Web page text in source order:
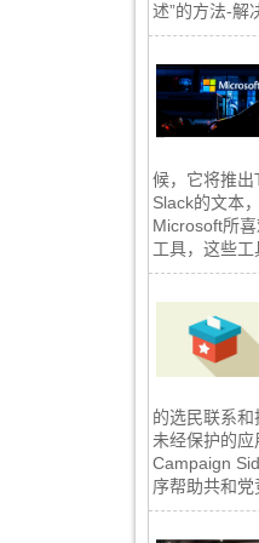
述”的方法-解
候，它将推
Slack的文本
Microsoft所
工具，这些工
的选民联系
未经保护的应
Campaign
序帮助共和党